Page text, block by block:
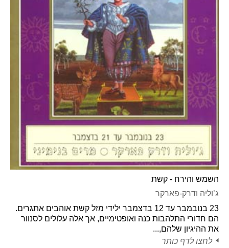
השמש והירח - קשת
ג’וליה ודרק-פארקר
23 בנובמבר עד 12 בדצמבר ילידי מזל קשת אוהבים אתגרים.
הם חדורי התלהבות כנה ואופטימיים, אך אלה עלולים לסנוור
את ההיגיון שלהם,...
לחצו לדף כותר